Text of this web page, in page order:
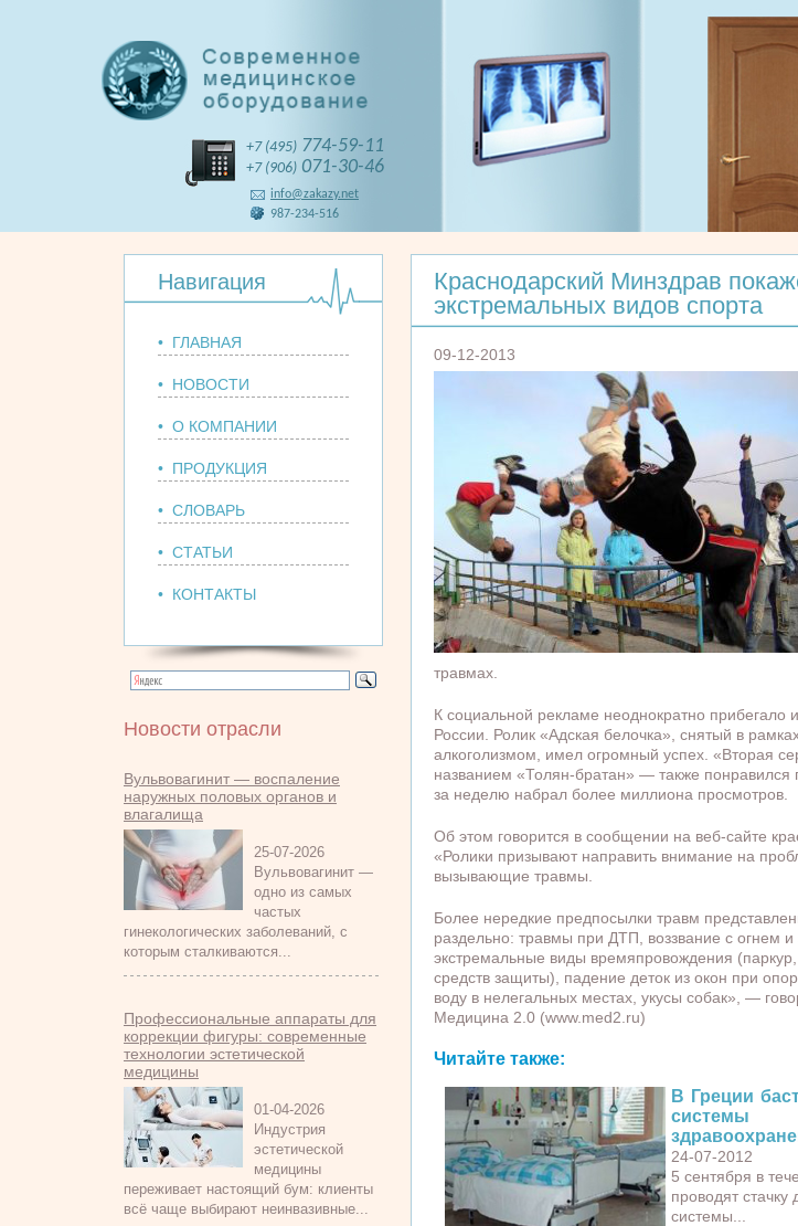
+7 (495) 774-59-11
+7 (906) 071-30-46
info@zakazy.net
987-234-516
Навигация
• ГЛАВНАЯ
• НОВОСТИ
• О КОМПАНИИ
• ПРОДУКЦИЯ
• СЛОВАРЬ
• СТАТЬИ
• КОНТАКТЫ
Новости отрасли
Вульвовагинит — воспаление
наружных половых органов и
влагалища
25-07-2026
Вульвовагинит —
одно из самых
частых
гинекологических заболеваний, с
которым сталкиваются...
Профессиональные аппараты для
коррекции фигуры: современные
технологии эстетической
медицины
01-04-2026
Индустрия
эстетической
медицины
переживает настоящий бум: клиенты
всё чаще выбирают неинвазивные...
Краснодарский Минздрав
экстремальных видов спорта
09-12-2013
травмах.
К социальной рекламе неоднократно прибегало
России. Ролик «Адская белочка», снятый в
алкоголизмом, имел огромный успех. «Вторая
названием «Толян-братан» — также понравился
за неделю набрал более миллиона просмотров.
Об этом говорится в сообщении на веб-сайте
«Ролики призывают направить внимание на
вызывающие травмы.
Более нередкие предпосылки травм
раздельно: травмы при ДТП, воззвание с огнем и
экстремальные виды времяпровождения
средств защиты), падение деток из окон при
воду в нелегальных местах, укусы собак», —
Медицина 2.0 (www.med2.ru)
Читайте также:
В Греции
системы
24-07-2012
5 сентября в
проводят стачку
системы...